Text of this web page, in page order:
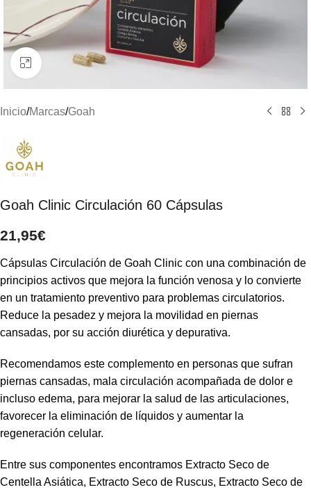
Clic para ampliar
Inicio/Marcas/Goah
Goah Clinic Circulación 60 Cápsulas
21,95€
Cápsulas Circulación de Goah Clinic con una combinación de
principios activos que mejora la función venosa y lo convierte
en un tratamiento preventivo para problemas circulatorios.
Reduce la pesadez y mejora la movilidad en piernas
cansadas, por su acción diurética y depurativa.
Recomendamos este complemento en personas que sufran
piernas cansadas, mala circulación acompañada de dolor e
incluso edema, para mejorar la salud de las articulaciones,
favorecer la eliminación de líquidos y aumentar la
regeneración celular.
Entre sus componentes encontramos Extracto Seco de
Centella Asiática, Extracto Seco de Ruscus, Extracto Seco de